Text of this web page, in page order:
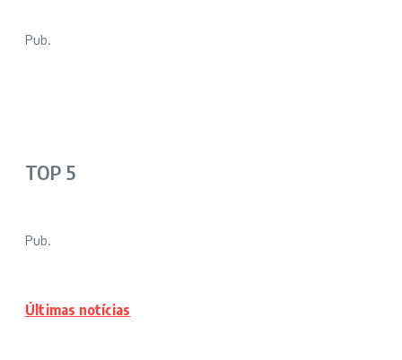
Pub.
TOP 5
Pub.
Últimas notícias